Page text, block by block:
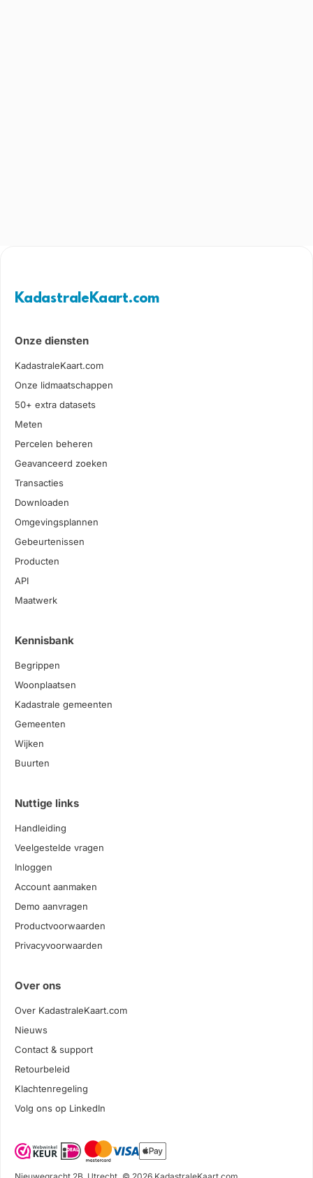
KadastraleKaart.com
Onze diensten
KadastraleKaart.com
Onze lidmaatschappen
50+ extra datasets
Meten
Percelen beheren
Geavanceerd zoeken
Transacties
Downloaden
Omgevingsplannen
Gebeurtenissen
Producten
API
Maatwerk
Kennisbank
Begrippen
Woonplaatsen
Kadastrale gemeenten
Gemeenten
Wijken
Buurten
Nuttige links
Handleiding
Veelgestelde vragen
Inloggen
Account aanmaken
Demo aanvragen
Productvoorwaarden
Privacyvoorwaarden
Over ons
Over KadastraleKaart.com
Nieuws
Contact & support
Retourbeleid
Klachtenregeling
Volg ons op LinkedIn